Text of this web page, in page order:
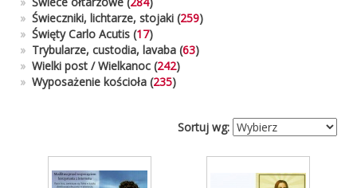
» Świeczniki, lichtarze, stojaki (259)
» Święty Carlo Acutis (17)
» Trybularze, custodia, lavaba (63)
» Wielki post / Wielkanoc (242)
» Wyposażenie kościoła (235)
Sortuj wg: